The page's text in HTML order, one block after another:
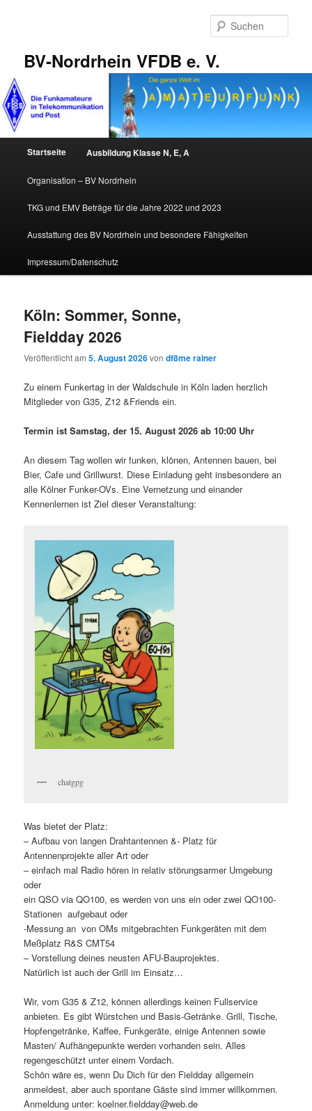
BV-Nordrhein VFDB e. V.
HauptmenüStartseite Ausbildung Klasse N, E, A
Organisation – BV Nordrhein
TKG und EMV Beträge für die Jahre 2022 und 2023
Ausstattung des BV Nordrhein und besondere Fähigkeiten
Impressum/Datenschutz
Köln: Sommer, Sonne,
Fieldday 2026
Veröffentlicht am5. August 2026vondf8me rainer
Zu einem Funkertag in der Waldschule in Köln laden herzlich
Mitglieder von G35, Z12 &Friends ein.
Termin ist Samstag, der 15. August 2026 ab 10:00 Uhr
An diesem Tag wollen wir funken, klönen, Antennen bauen, bei
Bier, Cafe und Grillwurst. Diese Einladung geht insbesondere an
alle Kölner Funker-OVs. Eine Vernetzung und einander
Kennenlernen ist Ziel dieser Veranstaltung:
chatgpg
Was bietet der Platz:
– Aufbau von langen Drahtantennen &- Platz für
Antennenprojekte aller Art oder
– einfach mal Radio hören in relativ störungsarmer Umgebung
oder
ein QSO via QO100, es werden von uns ein oder zwei QO100-
Stationen aufgebaut oder
-Messung an von OMs mitgebrachten Funkgeräten mit dem
Meßplatz R&S CMT54
– Vorstellung deines neusten AFU-Bauprojektes.
Natürlich ist auch der Grill im Einsatz…
Wir, vom G35 & Z12, können allerdings keinen Fullservice
anbieten. Es gibt Würstchen und Basis-Getränke. Grill, Tische,
Hopfengetränke, Kaffee, Funkgeräte, einige Antennen sowie
Masten/ Aufhängepunkte werden vorhanden sein. Alles
regengeschützt unter einem Vordach.
Schön wäre es, wenn Du Dich für den Fieldday allgemein
anmeldest, aber auch spontane Gäste sind immer willkommen.
Anmeldung unter: koelner.fieldday@web.de